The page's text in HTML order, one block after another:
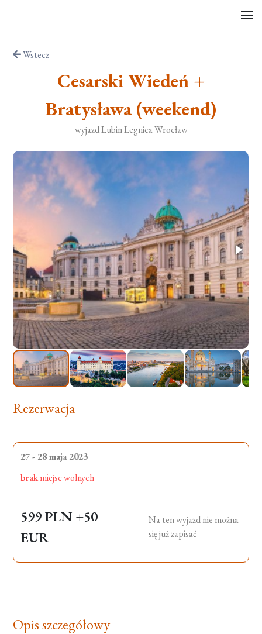
Wstecz
Cesarski Wiedeń +
Bratysława (weekend)
wyjazd Lubin Legnica Wrocław
Rezerwacja
27 - 28 maja 2023
brakmiejsc wolnych
599 PLN +50
EUR
Na ten wyjazd nie można
się już zapisać
Opis szczegółowy